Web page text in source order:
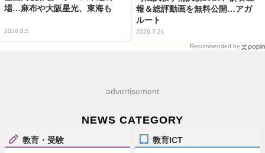
場…麻布や大阪星光、東海も
2026.8.5
報＆総評動画を無料公開…アガ
ルート
2026.7.21
Recommended by
advertisement
NEWS CATEGORY
教育・受験 教育ICT